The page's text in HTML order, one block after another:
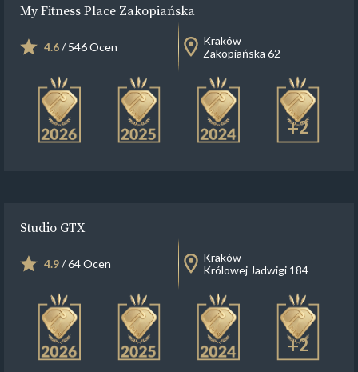
My Fitness Place Zakopiańska
4.6/ 546 Ocen
Kraków
Zakopiańska 62
+2
Studio GTX
4.9/ 64 Ocen
Kraków
Królowej Jadwigi 184
+2